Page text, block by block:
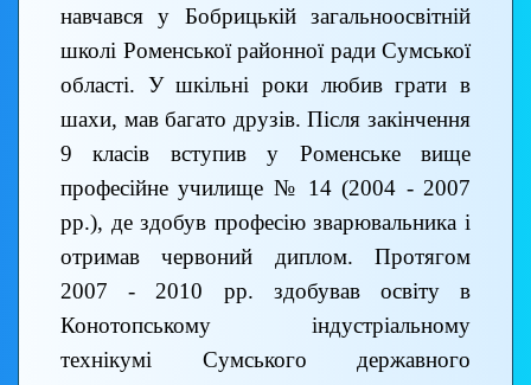
навчався у Бобрицькій загальноосвітній
школі Роменської районної ради Сумської
області. У шкільні роки любив грати в
шахи, мав багато друзів. Після закінчення
9 класів вступив у Роменське вище
професійне училище № 14 (2004 - 2007
рр.), де здобув професію зварювальника і
отримав червоний диплом. Протягом
2007 - 2010 рр. здобував освіту в
Конотопському індустріальному
технікумі Сумського державного